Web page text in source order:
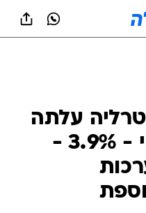
עלתה
באופן חד מהצפוי - 3.9% -